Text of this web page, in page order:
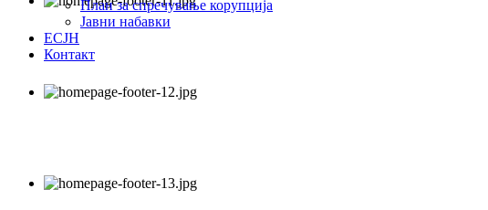
План за спречување корупција
Јавни набавки
ЕСЈН
Контакт